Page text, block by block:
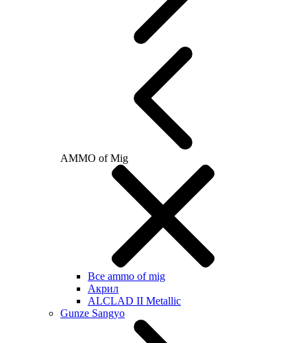
AMMO of Mig
Все ammo of mig
Акрил
ALCLAD II Metallic
Gunze Sangyo